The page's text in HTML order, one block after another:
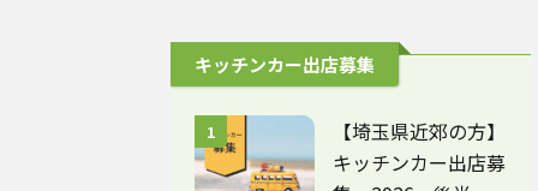
キッチンカー出店募集
1
【埼玉県近郊の方】
キッチンカー出店募